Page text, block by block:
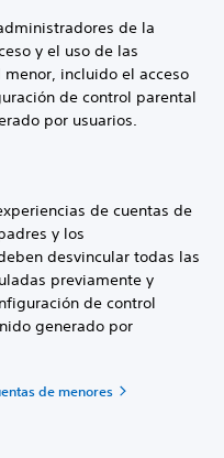
de la
y el uso de las
incluido el acceso
de control parental
por usuarios.
de cuentas de
y los
desvincular todas las
previamente y
de control
generado por
de menores